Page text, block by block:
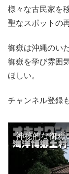
様々な古民家を
聖なスポットの
御嶽は沖縄のい
御嶽を学び雰囲
ほしい。
チャンネル登録
神秘的な御嶽